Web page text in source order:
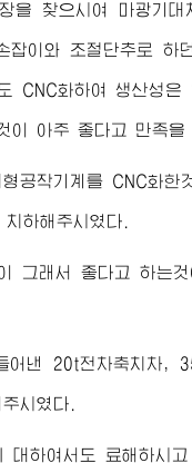
을 찾으시여 마광기
잡이와 조절단추로
CNC화하여 생산성
이 아주 좋다고 만족을
공작기계를 CNC화
하해주시였다.
그래서 좋다고 하는
어낸 20t전차축치차,
시였다.
대하여서도 료해하시